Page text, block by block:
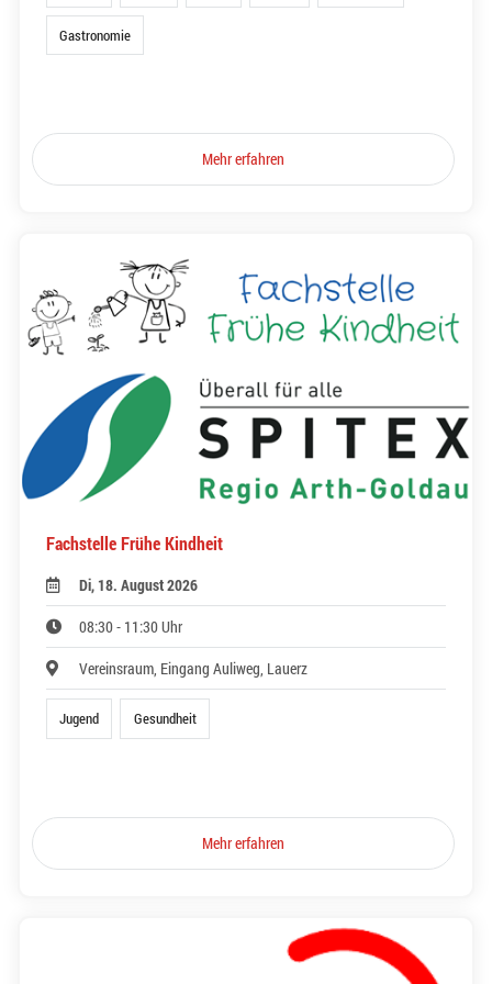
Gastronomie
Mehr erfahren
Fachstelle Frühe Kindheit
Di, 18. August 2026
08:30 - 11:30 Uhr
Vereinsraum, Eingang Auliweg, Lauerz
Jugend Gesundheit
Mehr erfahren